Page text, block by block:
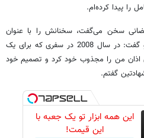
را پیدا کرده‌ام.
سخن می‌گفت، سخنانش را با عنوان
«تلاشی به سمت سعادت» آغاز کرد و گفت: در سال 2008 در سفری که برای یک
اذان من را مجذوب خود کرد و تصمیم خود
گفتم.
این همه ابزار تو یک جعبه با
این قیمت!